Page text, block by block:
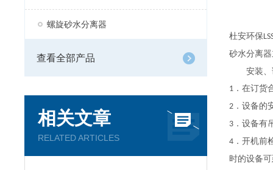
螺旋砂水分离器
查看全部产品
相关文章
RELATED ARTICLES
杜安环保
砂水分离
安装、
1 ．在订货
2 ．设备的
3 ．设备有
4 ．开机前
时的设备